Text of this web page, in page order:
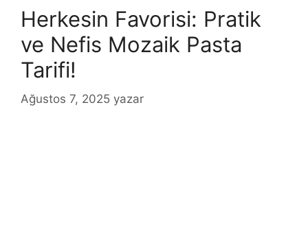
Herkesin Favorisi: Pratik
ve Nefis Mozaik Pasta
Tarifi!
Ağustos 7, 2025 yazar